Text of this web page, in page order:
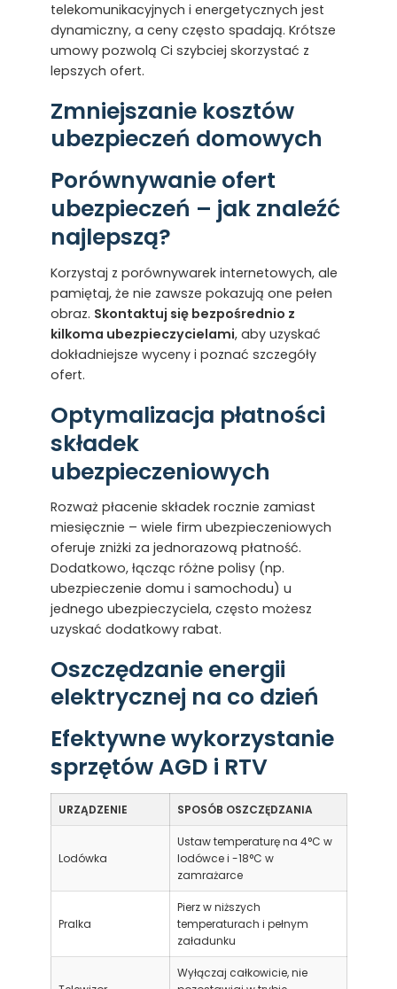
telekomunikacyjnych i energetycznych jest
dynamiczny, a ceny często spadają. Krótsze
umowy pozwolą Ci szybciej skorzystać z
lepszych ofert.
Zmniejszanie kosztów
ubezpieczeń domowych
Porównywanie ofert
ubezpieczeń – jak znaleźć
najlepszą?
Korzystaj z porównywarek internetowych, ale
pamiętaj, że nie zawsze pokazują one pełen
obraz. Skontaktuj się bezpośrednio z
kilkoma ubezpieczycielami, aby uzyskać
dokładniejsze wyceny i poznać szczegóły
ofert.
Optymalizacja płatności
składek
ubezpieczeniowych
Rozważ płacenie składek rocznie zamiast
miesięcznie – wiele firm ubezpieczeniowych
oferuje zniżki za jednorazową płatność.
Dodatkowo, łącząc różne polisy (np.
ubezpieczenie domu i samochodu) u
jednego ubezpieczyciela, często możesz
uzyskać dodatkowy rabat.
Oszczędzanie energii
elektrycznej na co dzień
Efektywne wykorzystanie
sprzętów AGD i RTV
URZĄDZENIE SPOSÓB OSZCZĘDZANIA
Lodówka
Ustaw temperaturę na 4°C w
lodówce i -18°C w
zamrażarce
Pralka
Pierz w niższych
temperaturach i pełnym
załadunku
Wyłączaj całkowicie, nie